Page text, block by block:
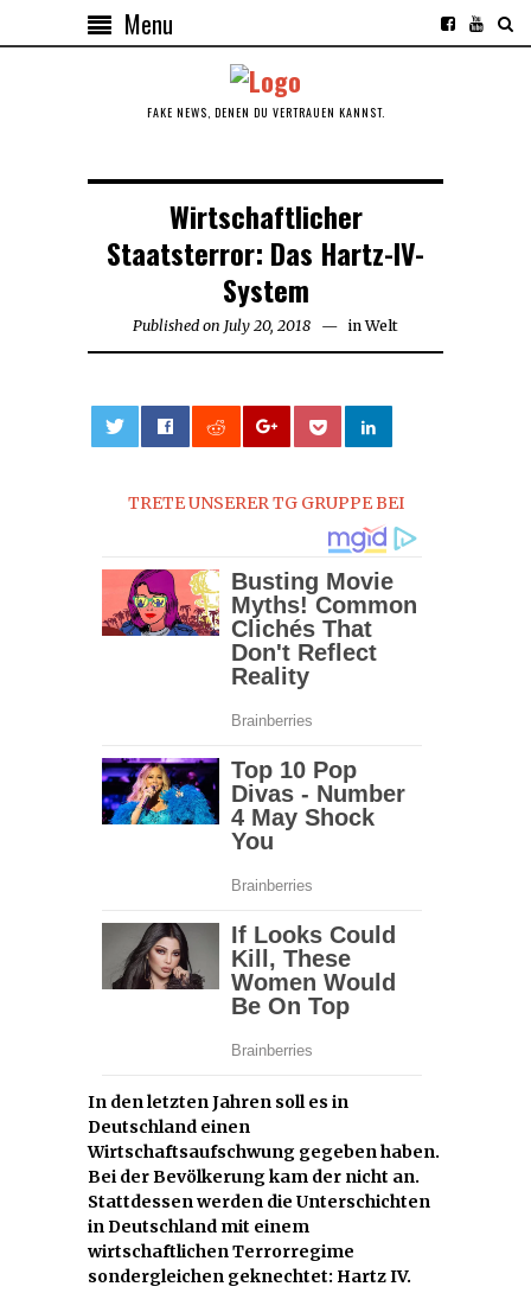
Menu
FAKE NEWS, DENEN DU VERTRAUEN KANNST.
Wirtschaftlicher
Staatsterror: Das Hartz-IV-
System
Published on July 20, 2018 in Welt
TRETE UNSERER TG GRUPPE BEI
In den letzten Jahren soll es in
Deutschland einen
Wirtschaftsaufschwung gegeben haben.
Bei der Bevölkerung kam der nicht an.
Stattdessen werden die Unterschichten
in Deutschland mit einem
wirtschaftlichen Terrorregime
sondergleichen geknechtet: Hartz IV.